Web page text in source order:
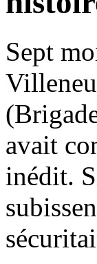
Sept
avait
inédit.